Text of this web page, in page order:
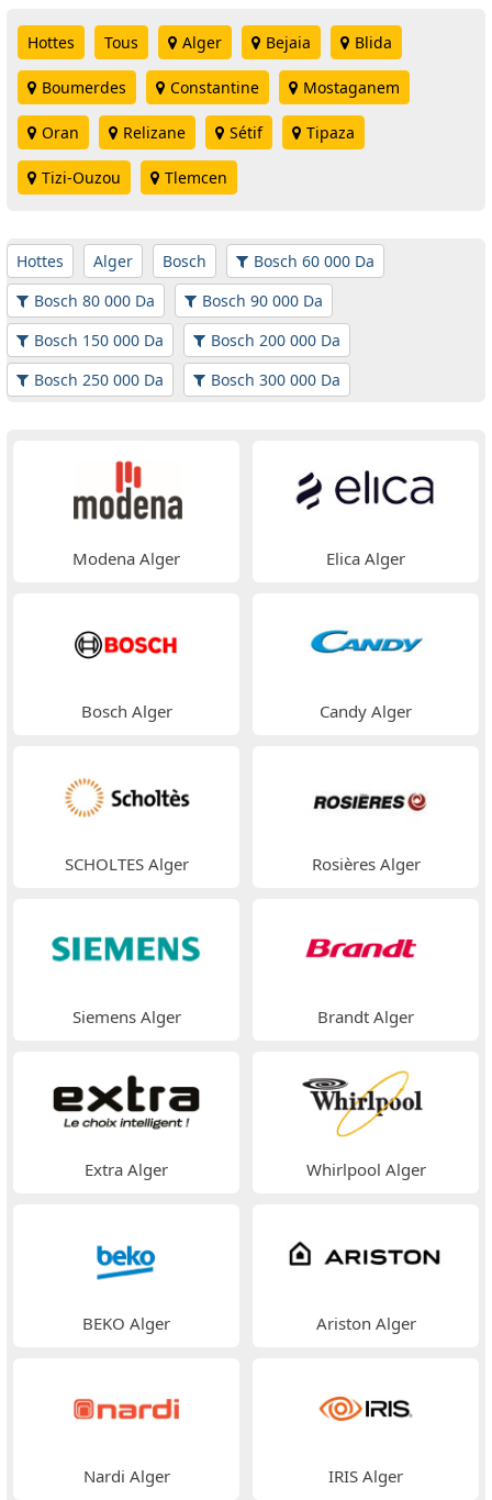
Hottes Tous Alger Bejaia Blida
Boumerdes Constantine Mostaganem
Oran Relizane Sétif Tipaza
Tizi-Ouzou Tlemcen
Hottes Alger Bosch
Bosch 60 000 Da
Bosch 80 000 Da
Bosch 90 000 Da
Bosch 150 000 Da
Bosch 200 000 Da
Bosch 250 000 Da
Bosch 300 000 Da
Modena Alger Elica Alger
Bosch Alger Candy Alger
SCHOLTES Alger Rosières Alger
Siemens Alger Brandt Alger
Extra Alger Whirlpool Alger
BEKO Alger Ariston Alger
Nardi Alger IRIS Alger